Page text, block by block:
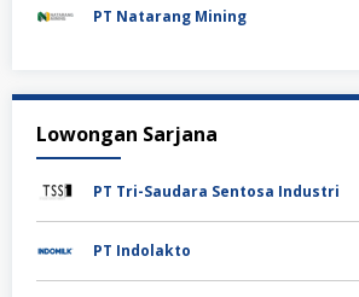
PT Natarang Mining
Lowongan Sarjana
PT Tri-Saudara Sentosa Industri
PT Indolakto